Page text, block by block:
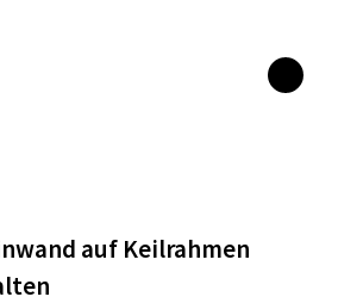
auf Keilrahmen